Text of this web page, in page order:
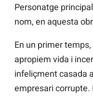
Personatge
nom, en aquesta
En un primer temps,
apropiem vida i
infeliçment casada
empresari corrupte.